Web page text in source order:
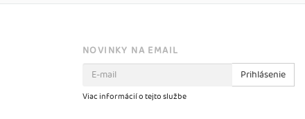
NOVINKY NA EMAIL
Prihlásenie
Viac informácií o tejto službe